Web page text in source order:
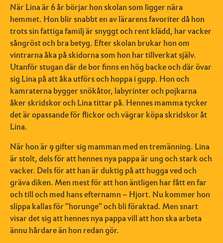
När Lina är 6 år börjar hon skolan som ligger nära
hemmet. Hon blir snabbt en av lärarens favoriter då hon
trots sin fattiga familj är snyggt och rent klädd, har vacker
sångröst och bra betyg. Efter skolan brukar hon om
vintrarna åka på skidorna som hon har tillverkat själv.
Utanför stugan där de bor finns en hög backe och där övar
sig Lina på att åka utförs och hoppa i gupp. Hon och
kamraterna bygger snökåtor, labyrinter och pojkarna
åker skridskor och Lina tittar på. Hennes mamma tycker
det är opassande för flickor och vägrar köpa skridskor åt
Lina.
När hon är 9 gifter sig mamman med en tremänning. Lina
är stolt, dels för att hennes nya pappa är ung och stark och
vacker. Dels för att han är duktig på att hugga ved och
gräva diken. Men mest för att hon äntligen har fått en far
och till och med hans efternamn – Hjort. Nu kommer hon
slippa kallas för ”horunge” och bli föraktad. Men snart
visar det sig att hennes nya pappa vill att hon ska arbeta
ännu hårdare än hon redan gör.